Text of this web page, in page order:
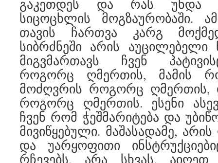
გაკეთდეს და რას უნდა
სიცოცხლის მოგზაურობაში.
თავის ჩართვა კარგ
სიბრძნეში არის აუცილებელი
მიგვმართავს ჩვენ
როგორც ღმერთის, მამის
მოძღვრის როგორც ღმერთის,
როგორც ღმერთის. ესენი
ჩვენ რომ ჭეშმარიტება და
მივიწყებული. მაშასადამე,
და უარყოფითი
რჩევებს, არა სხვას.